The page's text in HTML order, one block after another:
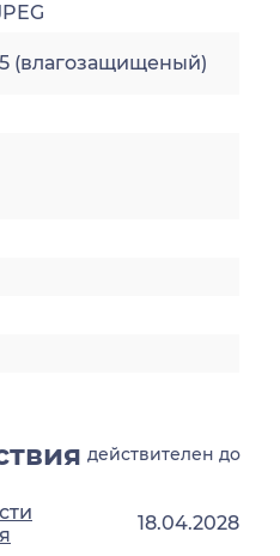
(влагозащищеный)
действителен до
18.04.2028